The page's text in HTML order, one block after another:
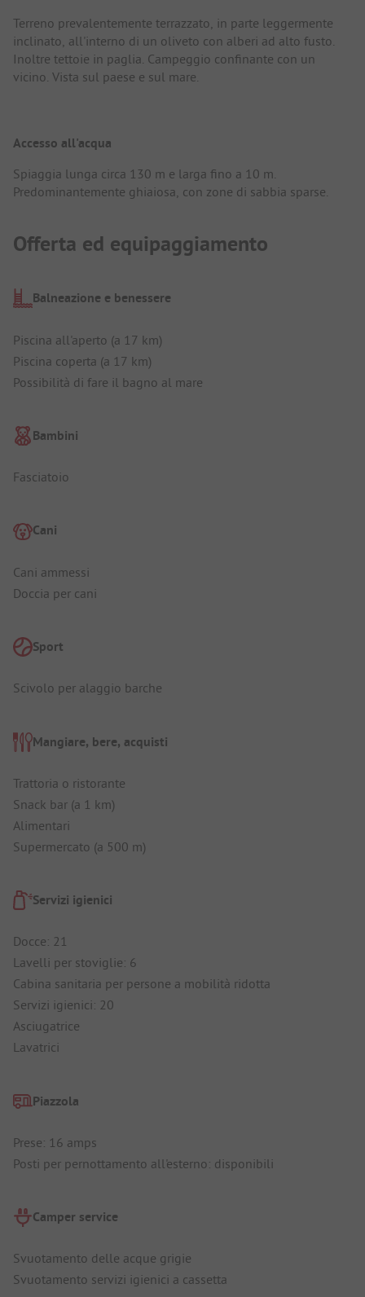
Terreno prevalentemente terrazzato, in parte leggermente
inclinato, all'interno di un oliveto con alberi ad alto fusto.
Inoltre tettoie in paglia. Campeggio confinante con un
vicino. Vista sul paese e sul mare.
Accesso all'acqua
Spiaggia lunga circa 130 m e larga fino a 10 m.
Predominantemente ghiaiosa, con zone di sabbia sparse.
Offerta ed equipaggiamento
Balneazione e benessere
Piscina all'aperto (a 17 km)
Piscina coperta (a 17 km)
Possibilità di fare il bagno al mare
Bambini
Fasciatoio
Cani
Cani ammessi
Doccia per cani
Sport
Scivolo per alaggio barche
Mangiare, bere, acquisti
Trattoria o ristorante
Snack bar (a 1 km)
Alimentari
Supermercato (a 500 m)
Servizi igienici
Docce: 21
Lavelli per stoviglie: 6
Cabina sanitaria per persone a mobilità ridotta
Servizi igienici: 20
Asciugatrice
Lavatrici
Piazzola
Prese: 16 amps
Posti per pernottamento all'esterno: disponibili
Camper service
Svuotamento delle acque grigie
Svuotamento servizi igienici a cassetta